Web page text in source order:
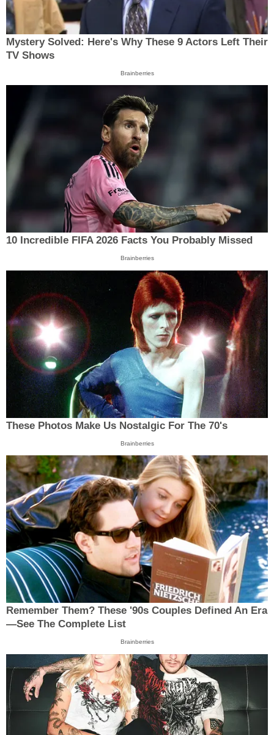
Mystery Solved: Here's Why These 9 Actors Left Their
TV Shows
Brainberries
10 Incredible FIFA 2026 Facts You Probably Missed
Brainberries
These Photos Make Us Nostalgic For The 70's
Brainberries
Remember Them? These '90s Couples Defined An Era
—See The Complete List
Brainberries